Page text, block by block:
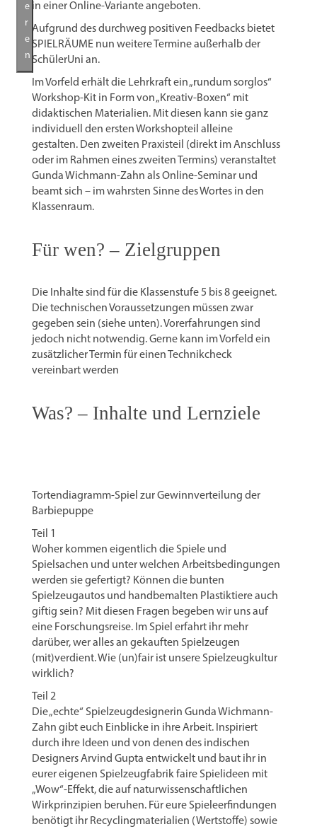
e
r
e
n
in einer Online-Variante angeboten.
Aufgrund des durchweg positiven Feedbacks bietet
SPIELRÄUME nun weitere Termine außerhalb der
SchülerUni an.
Im Vorfeld erhält die Lehrkraft ein „rundum sorglos“
Workshop-Kit in Form von „Kreativ-Boxen“ mit
didaktischen Materialien. Mit diesen kann sie ganz
individuell den ersten Workshopteil alleine
gestalten. Den zweiten Praxisteil (direkt im Anschluss
oder im Rahmen eines zweiten Termins) veranstaltet
Gunda Wichmann-Zahn als Online-Seminar und
beamt sich – im wahrsten Sinne des Wortes in den
Klassenraum.
Für wen? – Zielgruppen
Die Inhalte sind für die Klassenstufe 5 bis 8 geeignet.
Die technischen Voraussetzungen müssen zwar
gegeben sein (siehe unten). Vorerfahrungen sind
jedoch nicht notwendig. Gerne kann im Vorfeld ein
zusätzlicher Termin für einen Technikcheck
vereinbart werden
Was? – Inhalte und Lernziele
Tortendiagramm-Spiel zur Gewinnverteilung der
Barbiepuppe
Teil 1
Woher kommen eigentlich die Spiele und
Spielsachen und unter welchen Arbeitsbedingungen
werden sie gefertigt? Können die bunten
Spielzeugautos und handbemalten Plastiktiere auch
giftig sein? Mit diesen Fragen begeben wir uns auf
eine Forschungsreise. Im Spiel erfahrt ihr mehr
darüber, wer alles an gekauften Spielzeugen
(mit)verdient. Wie (un)fair ist unsere Spielzeugkultur
wirklich?
Teil 2
Die „echte“ Spielzeugdesignerin Gunda Wichmann-
Zahn gibt euch Einblicke in ihre Arbeit. Inspiriert
durch ihre Ideen und von denen des indischen
Designers Arvind Gupta entwickelt und baut ihr in
eurer eigenen Spielzeugfabrik faire Spielideen mit
„Wow“-Effekt, die auf naturwissenschaftlichen
Wirkprinzipien beruhen. Für eure Spieleerfindungen
benötigt ihr Recyclingmaterialien (Wertstoffe) sowie